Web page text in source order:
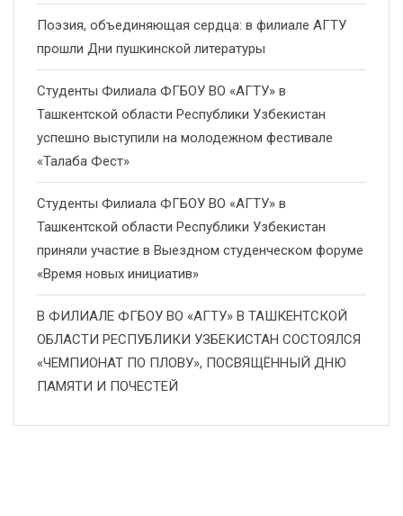
Поэзия, объединяющая сердца: в филиале АГТУ
прошли Дни пушкинской литературы
Студенты Филиала ФГБОУ ВО «АГТУ» в
Ташкентской области Республики Узбекистан
успешно выступили на молодежном фестивале
«Талаба Фест»
Студенты Филиала ФГБОУ ВО «АГТУ» в
Ташкентской области Республики Узбекистан
приняли участие в Выездном студенческом форуме
«Время новых инициатив»
В ФИЛИАЛЕ ФГБОУ ВО «АГТУ» В ТАШКЕНТСКОЙ
ОБЛАСТИ РЕСПУБЛИКИ УЗБЕКИСТАН СОСТОЯЛСЯ
«ЧЕМПИОНАТ ПО ПЛОВУ», ПОСВЯЩЁННЫЙ ДНЮ
ПАМЯТИ И ПОЧЕСТЕЙ